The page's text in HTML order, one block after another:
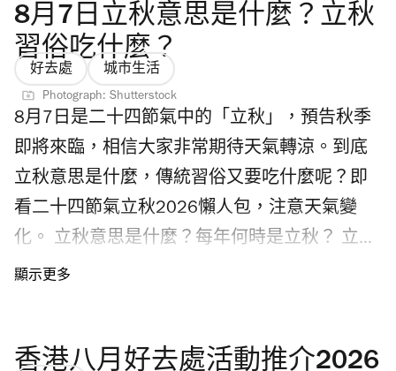
8月7日立秋意思是什麼？立秋
習俗吃什麼？
好去處 城市生活
Photograph: Shutterstock
8月7日是二十四節氣中的「立秋」，預告秋季
即將來臨，相信大家非常期待天氣轉涼。到底
立秋意思是什麼，傳統習俗又要吃什麼呢？即
看二十四節氣立秋2026懶人包，注意天氣變
化。 立秋意思是什麼？每年何時是立秋？ 立秋
是二十四節氣中第13個節氣，為每年8月7日或
涼？ 根據香港天文台，香港立秋天氣依然炎
香港八月好去處活動推介2026